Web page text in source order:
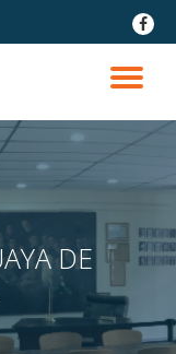
fa-
DE